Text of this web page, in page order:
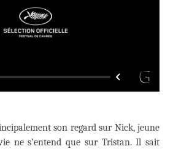
son regard sur Nick, jeune
ne s’entend que sur Tristan. Il sait